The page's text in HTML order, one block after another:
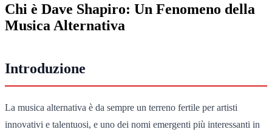
Chi è Dave Shapiro: Un Fenomeno della
Musica Alternativa
Introduzione
La musica alternativa è da sempre un terreno fertile per artisti
innovativi e talentuosi, e uno dei nomi emergenti più interessanti in